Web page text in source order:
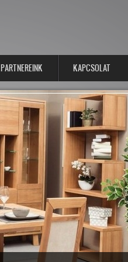
PARTNEREINK KAPCSOLAT